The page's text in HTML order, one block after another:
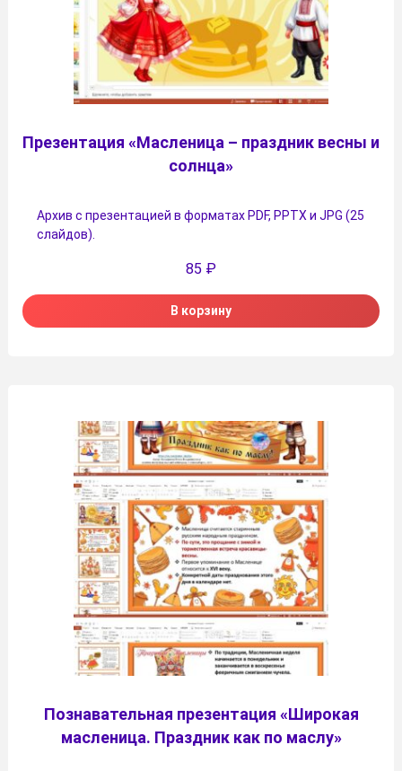
Презентация «Масленица – праздник весны и
солнца»
Архив с презентацией в форматах PDF, PPTX и JPG (25
слайдов).
85 ₽
В корзину
Познавательная презентация «Широкая
масленица. Праздник как по маслу»